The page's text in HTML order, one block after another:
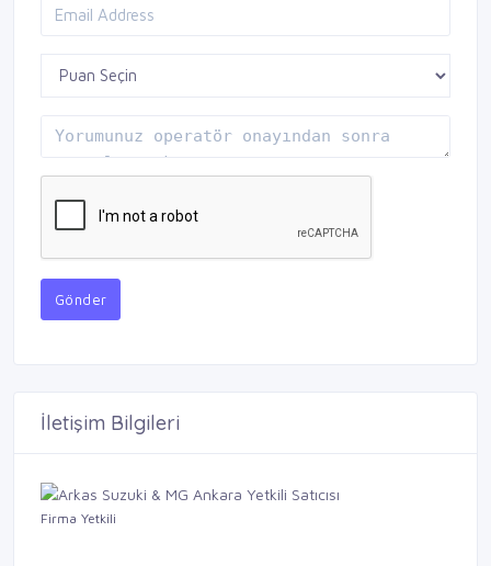
Gönder
İletişim Bilgileri
Firma Yetkili